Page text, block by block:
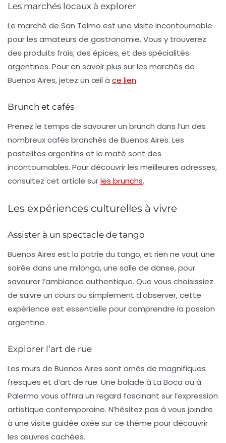
Les marchés locaux à explorer
Le marché de San Telmo est une visite incontournable
pour les amateurs de gastronomie. Vous y trouverez
des produits frais, des épices, et des spécialités
argentines. Pour en savoir plus sur les marchés de
Buenos Aires, jetez un œil à ce lien.
Brunch et cafés
Prenez le temps de savourer un brunch dans l’un des
nombreux cafés branchés de Buenos Aires. Les
pastelitos argentins et le maté sont des
incontournables. Pour découvrir les meilleures adresses,
consultez cet article surles brunchs.
Les expériences culturelles à vivre
Assister à un spectacle de tango
Buenos Aires est la patrie du tango, et rien ne vaut une
soirée dans une milonga, une salle de danse, pour
savourer l’ambiance authentique. Que vous choisissiez
de suivre un cours ou simplement d’observer, cette
expérience est essentielle pour comprendre la passion
argentine.
Explorer l’art de rue
Les murs de Buenos Aires sont ornés de magnifiques
fresques et d’art de rue. Une balade à La Boca ou à
Palermo vous offrira un regard fascinant sur l’expression
artistique contemporaine. N’hésitez pas à vous joindre
à une visite guidée axée sur ce thème pour découvrir
les œuvres cachées.